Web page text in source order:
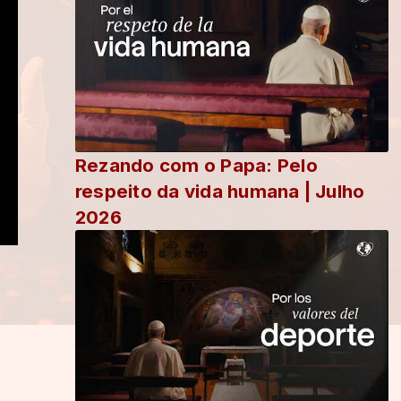
Rezando com o Papa: Pelo
respeito da vida humana | Julho
2026